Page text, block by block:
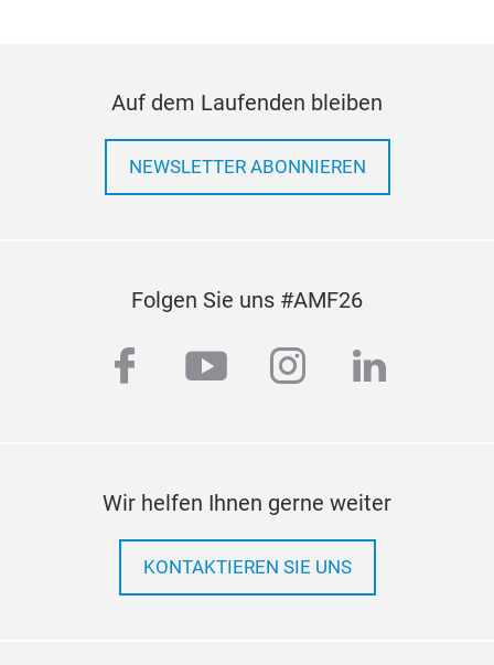
Auf dem Laufenden bleiben
NEWSLETTER ABONNIEREN
Folgen Sie uns #AMF26
facebook
youtubeinstagram
linkedin
Wir helfen Ihnen gerne weiter
KONTAKTIEREN SIE UNS